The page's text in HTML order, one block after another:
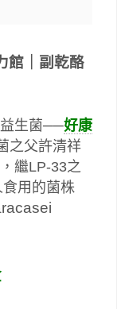
館｜副乾酪
益生菌──好康
之父許清祥
繼LP-33之
用的菌株